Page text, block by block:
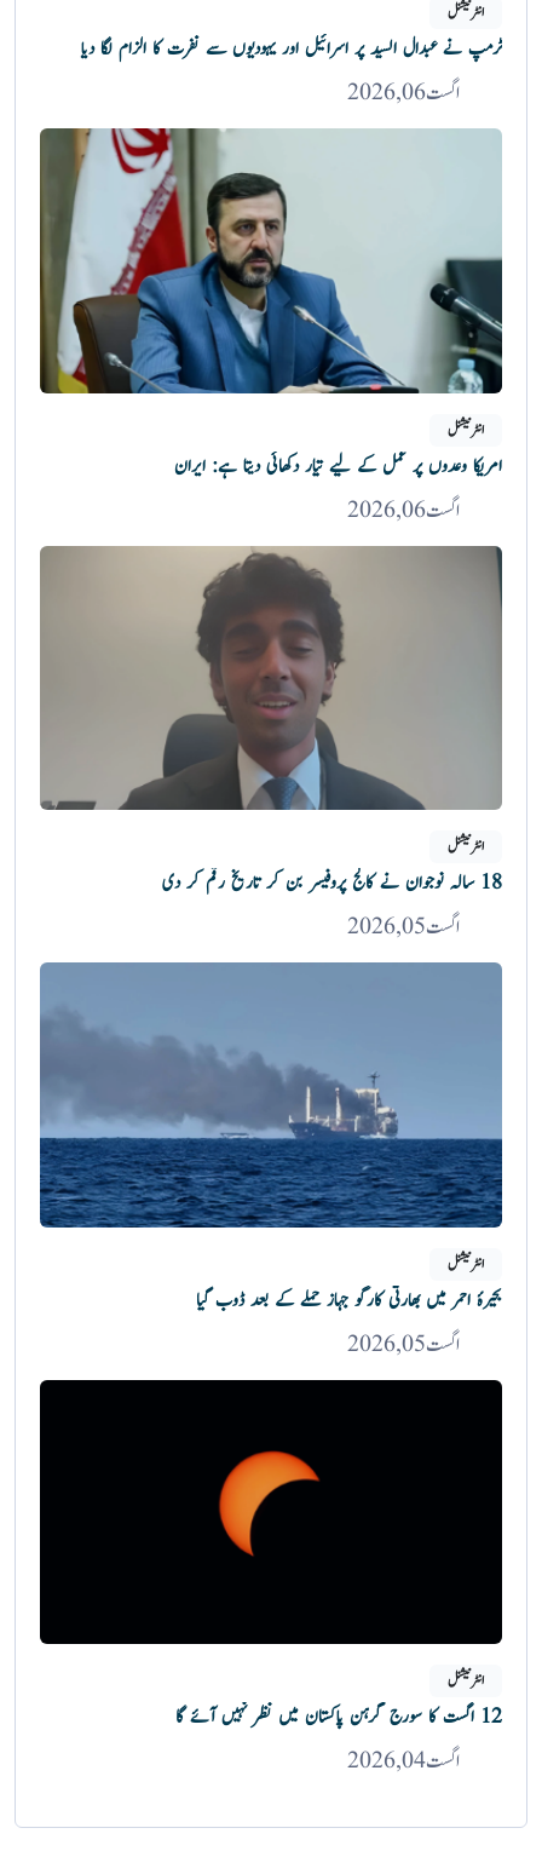
انٹرنیشنل
ٹرمپ نے عبدال السید پر اسرائیل اور یہودیوں سے نفرت کا الزام لگا دیا
اگست 06, 2026
انٹرنیشنل
امریکا وعدوں پر عمل کے لیے تیار دکھائی دیتا ہے: ایران
اگست 06, 2026
انٹرنیشنل
18 سالہ نوجوان نے کالج پروفیسر بن کر تاریخ رقم کر دی
اگست 05, 2026
انٹرنیشنل
بحیرۂ احمر میں بھارتی کارگو جہاز حملے کے بعد ڈوب گیا
اگست 05, 2026
انٹرنیشنل
12 اگست کا سورج گرہن پاکستان میں نظر نہیں آئے گا
اگست 04, 2026